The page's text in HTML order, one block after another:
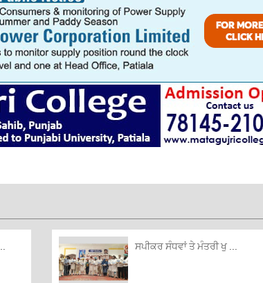
ਸਪੀਕਰ ਸੰਧਵਾਂ ਤੇ ਮੰਤਰੀ ਖੁ ...